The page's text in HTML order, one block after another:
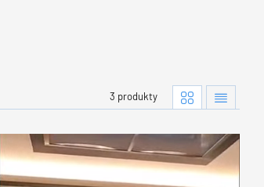
3 produkty